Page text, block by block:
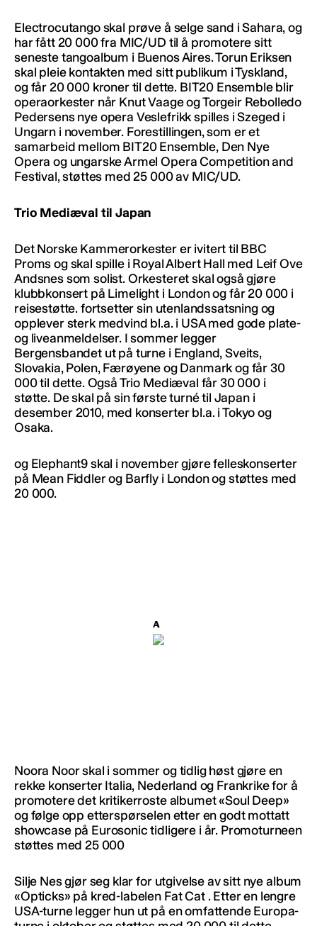
Electrocutango skal prøve å selge sand i Sahara, og
har fått 20 000 fra MIC/UD til å promotere sitt
seneste tangoalbum i Buenos Aires. Torun Eriksen
skal pleie kontakten med sitt publikum i Tyskland,
og får 20 000 kroner til dette. BIT20 Ensemble blir
operaorkester når Knut Vaage og Torgeir Rebolledo
Pedersens nye opera Veslefrikk spilles i Szeged i
Ungarn i november. Forestillingen, som er et
samarbeid mellom BIT20 Ensemble, Den Nye
Opera og ungarske Armel Opera Competition and
Festival, støttes med 25 000 av MIC/UD.
Trio Mediæval til Japan
Det Norske Kammerorkester er ivitert til BBC
Proms og skal spille i Royal Albert Hall med Leif Ove
Andsnes som solist. Orkesteret skal også gjøre
klubbkonsert på Limelight i London og får 20 000 i
reisestøtte. fortsetter sin utenlandssatsning og
opplever sterk medvind bl.a. i USA med gode plate-
og liveanmeldelser. I sommer legger
Bergensbandet ut på turne i England, Sveits,
Slovakia, Polen, Færøyene og Danmark og får 30
000 til dette. Også Trio Mediæval får 30 000 i
støtte. De skal på sin første turné til Japan i
desember 2010, med konserter bl.a. i Tokyo og
Osaka.
og Elephant9 skal i november gjøre felleskonserter
på Mean Fiddler og Barfly i London og støttes med
20 000.
Noora Noor skal i sommer og tidlig høst gjøre en
rekke konserter Italia, Nederland og Frankrike for å
promotere det kritikerroste albumet «Soul Deep»
og følge opp etterspørselen etter en godt mottatt
showcase på Eurosonic tidligere i år. Promoturneen
støttes med 25 000
Silje Nes gjør seg klar for utgivelse av sitt nye album
«Opticks» på kred-labelen Fat Cat . Etter en lengre
USA-turne legger hun ut på en omfattende Europa-